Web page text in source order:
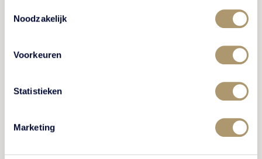
Noodzakelijk
Voorkeuren
Statistieken
Marketing
NIEUWS